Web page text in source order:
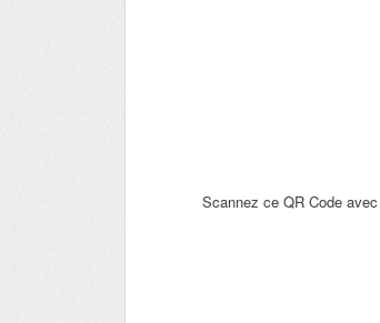
Scannez ce QR Code